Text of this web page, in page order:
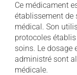
Ce médicament
établissement de
médical. Son
protocoles
soins. Le dosage
administré sont
médicale.